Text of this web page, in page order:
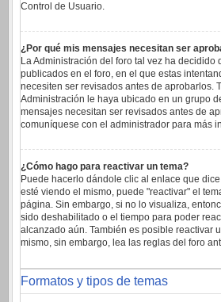
Control de Usuario.
¿Por qué mis mensajes necesitan ser
La Administración del foro tal vez ha decidido
publicados en el foro, en el que estas
necesiten ser revisados antes de aprobarlos.
Administración le haya ubicado en un grupo
mensajes necesitan ser revisados antes de
comuníquese con el administrador para más
¿Cómo hago para reactivar un tema?
Puede hacerlo dándole clic al enlace que
esté viendo el mismo, puede "reactivar" el
página. Sin embargo, si no lo visualiza,
sido deshabilitado o el tiempo para poder
alcanzado aún. También es posible reactivar
mismo, sin embargo, lea las reglas del foro
Formatos y tipos de temas